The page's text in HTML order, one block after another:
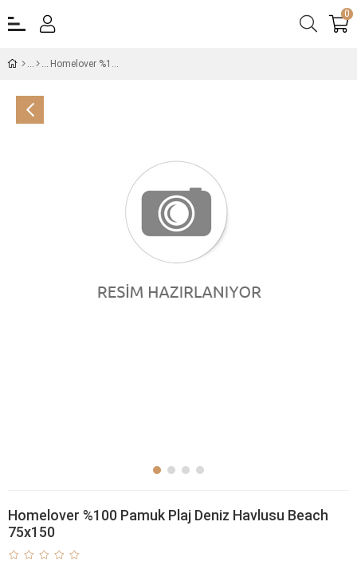
0
Homelover %100 Pamuk Plaj Deniz Havlusu Beach 75x150
Homelover %100 Pamuk Plaj Deniz Havlusu Beach
75x150